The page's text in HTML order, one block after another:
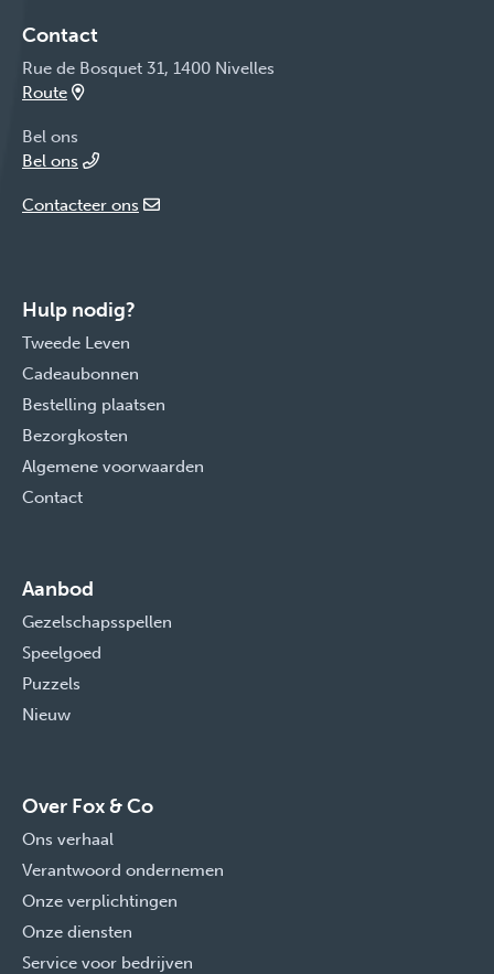
Contact
Rue de Bosquet 31, 1400 Nivelles
Route
Bel ons
Bel ons
Contacteer ons
Hulp nodig?
Tweede Leven
Cadeaubonnen
Bestelling plaatsen
Bezorgkosten
Algemene voorwaarden
Contact
Aanbod
Gezelschapsspellen
Speelgoed
Puzzels
Nieuw
Over Fox & Co
Ons verhaal
Verantwoord ondernemen
Onze verplichtingen
Onze diensten
Service voor bedrijven